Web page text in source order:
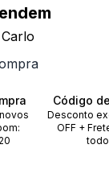
Código
Desconto
OFF +